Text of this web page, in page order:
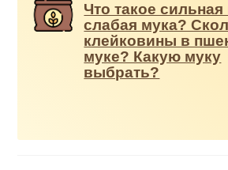
Что такое сильная
слабая мука?
клейковины в
муке? Какую муку
выбрать?